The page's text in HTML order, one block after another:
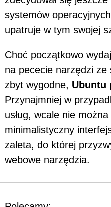
systemów
upatruje w tym swojej
Choć początkowo
na pececie narzędzi
zbyt wygodne, Ubuntu
Przynajmniej w
usług, wcale nie
minimalistyczny
zaleta, do której
webowe narzędzia.